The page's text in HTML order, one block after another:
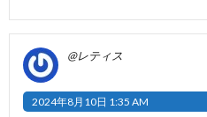
@レティス
2024年8月10日 1:35 AM